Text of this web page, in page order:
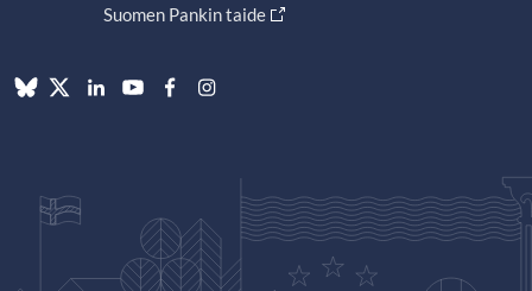
Suomen Pankin taide